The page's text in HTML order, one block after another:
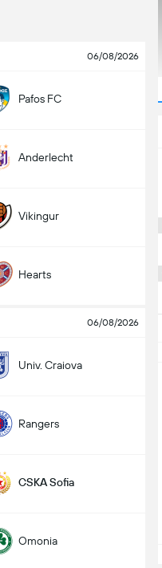
06/08/2026
Pafos FC
Anderlecht
Vikingur
Hearts
06/08/2026
Univ. Craiova
Rangers
CSKA Sofia
Omonia